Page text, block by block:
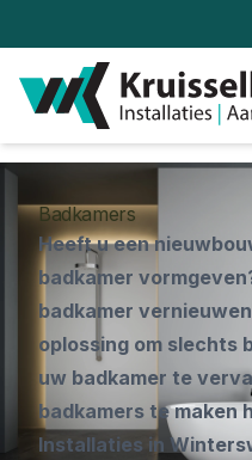
Badkamers
Heeft u een
badkamer
badkamer
oplossing om slechts
uw badkamer te
badkamers te maken
Installaties in